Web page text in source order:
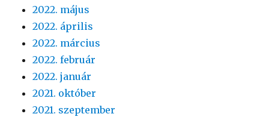
2022. május
2022. április
2022. március
2022. február
2022. január
2021. október
2021. szeptember